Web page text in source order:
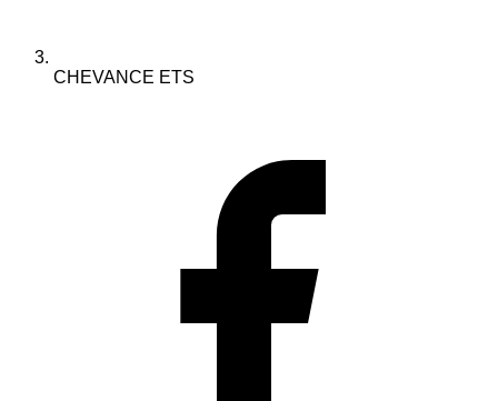
CHEVANCE ETS